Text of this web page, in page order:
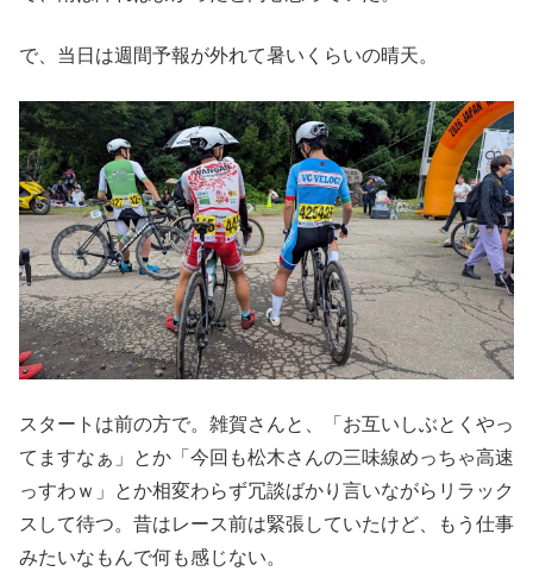
で、当日は週間予報が外れて暑いくらいの晴天。
スタートは前の方で。雑賀さんと、「お互いしぶとくやっ
てますなぁ」とか「今回も松木さんの三味線めっちゃ高速
っすわｗ」とか相変わらず冗談ばかり言いながらリラック
スして待つ。昔はレース前は緊張していたけど、もう仕事
みたいなもんで何も感じない。